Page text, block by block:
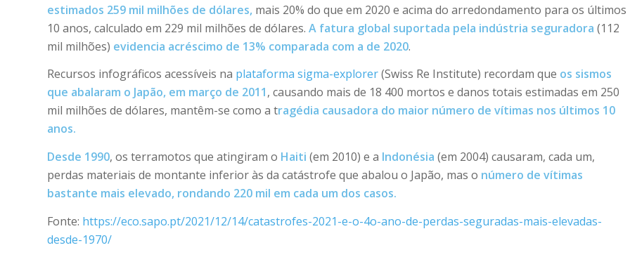
estimados 259 mil milhões de dólares, mais 20% do que em 2020 e acima do arredondamento para os últimos
10 anos, calculado em 229 mil milhões de dólares. A fatura global suportada pela indústria seguradora (112
mil milhões) evidencia acréscimo de 13% comparada com a de 2020.
Recursos infográficos acessíveis na plataforma sigma-explorer(Swiss Re Institute) recordam que os sismos
que abalaram o Japão, em março de 2011, causando mais de 18 400 mortos e danos totais estimadas em 250
mil milhões de dólares, mantêm-se como a tragédia causadora do maior número de vítimas nos últimos 10
anos.
Desde 1990, os terramotos que atingiram o Haiti (em 2010) e a Indonésia (em 2004) causaram, cada um,
perdas materiais de montante inferior às da catástrofe que abalou o Japão, mas o número de vítimas
bastante mais elevado, rondando 220 mil em cada um dos casos.
Fonte: https://eco.sapo.pt/2021/12/14/catastrofes-2021-e-o-4o-ano-de-perdas-seguradas-mais-elevadas-
desde-1970/